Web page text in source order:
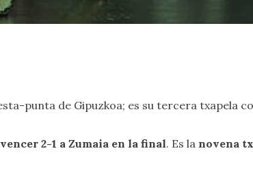
punta de Gipuzkoa; es su tercera txapela
2-1 a Zumaia en la final. Es la novena